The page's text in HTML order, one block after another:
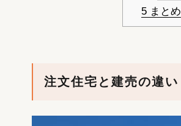
5 まとめ
注文住宅と建売の違い